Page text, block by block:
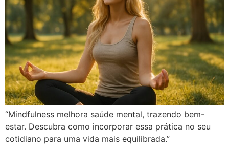
“Mindfulness melhora saúde mental, trazendo bem-
estar. Descubra como incorporar essa prática no seu
cotidiano para uma vida mais equilibrada.”